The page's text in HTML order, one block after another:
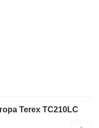
Terex TC210LC